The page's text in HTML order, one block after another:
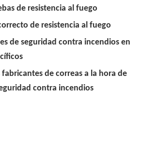
de resistencia al fuego
de resistencia al fuego
de seguridad contra incendios en
fabricantes de correas a la hora de
contra incendios